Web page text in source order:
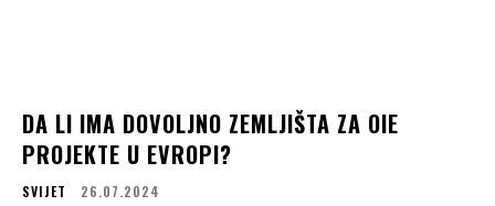
DA LI IMA DOVOLJNO ZEMLJIŠTA ZA OIE
PROJEKTE U EVROPI?
SVIJET 26.07.2024